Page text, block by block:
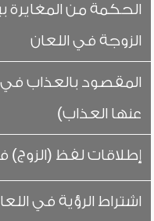
الحكمة من المغايرة
الزوجة في اللعان
المقصود بالعذاب في
عنها العذاب)
إطلاقات لفظ (الزوج)
اشتراط الرؤية في